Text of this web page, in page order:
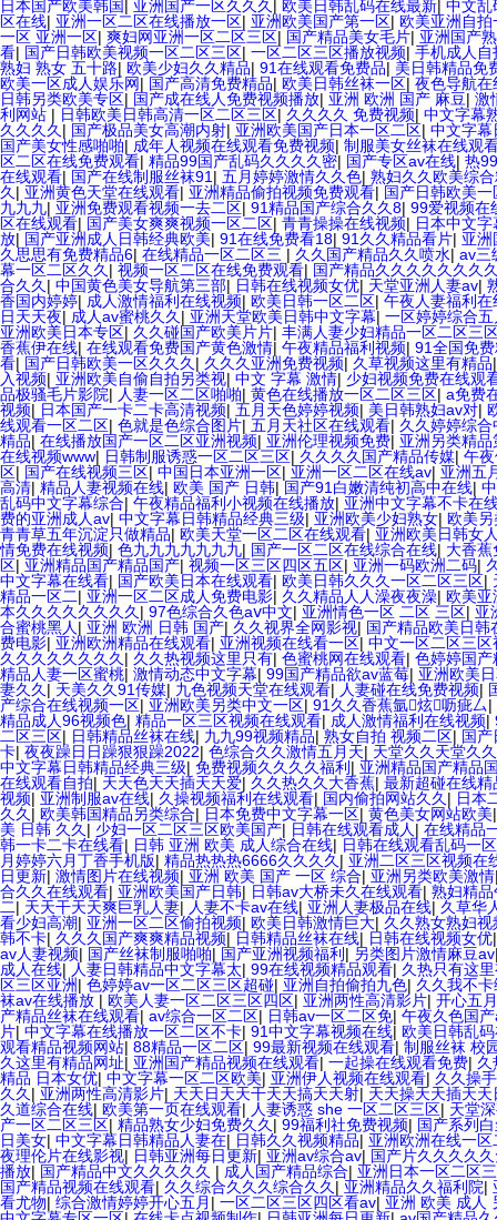
日本国产欧美韩国| 亚洲国产一区久久久 | 欧美日韩乱码在线最新| 中文乱
区在线| 亚洲一区二区在线播放一区| 亚洲欧美国产第一区| 欧美亚洲自拍
一区 亚洲一区| 爽妇网亚洲一区二区三区| 国产精品美女毛片| 亚洲国产
看| 国产日韩欧美视频一区二区三区| 一区二区三区播放视频| 手机成人自
熟妇 熟女 五十路| 欧美少妇久久精品| 91在线观看免费品| 美日韩精品免
欧美一区成人娱乐网| 国产高清免费精品| 欧美日韩丝袜一区| 夜色导航在
日韩另类欧美专区| 国产成在线人免费视频播放| 亚洲 欧洲 国产 麻豆| 激
利网站 | 日韩欧美日韩高清一区二区三区| 久久久久 免费视频| 中文字幕
久久久久 | 国产极品美女高潮内射| 亚洲欧美国产日本一区二区| 中文字幕
国产美女性感啪啪| 成年人视频在线观看免费视频| 制服美女丝袜在线观
区二区在线免费观看| 精品99国产乱码久久久久密| 国产专区av在线| 热
在线观看| 国产在线制服丝袜91 | 五月婷婷激情久久色| 熟妇久久欧美综
久 | 亚洲黄色天堂在线观看| 亚洲精品偷拍视频免费观看| 国产日韩欧美
九九九| 亚洲免费观看视频一去二区| 91精品国产综合久久8| 99爱视频在
区在线观看| 国产美女爽爽视频一区二区| 青青操操在线视频| 日本中文
放| 国产亚洲成人日韩经典欧美| 91在线免费看18| 91久久精品看片| 亚洲
久思思有免费精品6| 在线精品一区二区三 | 久久国产精品久久喷水| av三
幕一区二区久久 | 视频一区二区在线免费观看| 国产精品久久久久久久久
合久久 | 中国黄色美女导航第三部| 日韩在线视频女优| 天堂亚洲人妻av|
香国内婷婷| 成人激情福利在线视频| 欧美日韩一区二区| 午夜人妻福利在
日天天夜| 成人av蜜桃久久 | 亚洲天堂欧美日韩中文字幕| 一区婷婷综合五
亚洲欧美日本专区| 久久碰国产欧美片片| 丰满人妻少妇精品一区二区三
香蕉伊在线| 在线观看免费国产黄色激情| 午夜精品福利视频| 91全国免
看| 国产日韩欧美一区久久久 | 久久久亚洲免费视频| 久草视频这里有精品
入视频| 亚洲欧美自偷自拍另类视| 中文 字幕 激情| 少妇视频免费在线观
品极骚毛片影院| 人妻一区二区啪啪| 黄色在线播放一区二区三区| a免费
视频| 日本国产一卡二卡高清视频| 五月天色婷婷视频| 美日韩熟妇av对|
线观看一区二区| 色就是色综合图片| 五月天社区在线观看| 久久婷婷综合
精品| 在线播放国产一区二区亚洲视频| 亚洲伦理视频免费| 亚洲另类精品
在线视频www| 日韩制服诱惑一区二区三区| 久久久久国产精品传媒| 午
区| 国产在线视频三区| 中国日本亚洲一区| 亚洲一区二区在线av| 亚洲五
高清| 精品人妻视频在线| 欧美 国产 日韩| 国产91白嫩清纯初高中在线|
乱码中文字幕综合| 午夜精品福利小视频在线播放| 亚洲中文字幕不卡在
费的亚洲成人av| 中文字幕日韩精品经典三级| 亚洲欧美少妇熟女| 欧美
青青草五年沉淀只做精品| 欧美天堂一区二区在线观看| 亚洲欧美日韩女
情免费在线视频| 色九九九九九九九| 国产一区二区在线综合在线| 大香蕉
区| 亚洲精品国产精品国产| 视频一区三区四区五区| 亚洲一码欧洲二码|
中文字幕在线看| 国产欧美日本在线观看| 欧美日韩久久久一区二区三区|
精品一区二| 亚洲一区二区成人免费电影| 久久精品人人澡夜夜澡| 欧美亚
本久久久久久久久久 | 97色综合久色aⅴ中文| 亚洲情色一区 二区 三区| 亚
合蜜桃黑人 | 亚洲 欧洲 日韩 国产| 久久视界全网影视| 国产精品欧美日韩
费电影| 亚洲欧洲精品在线观看| 亚洲视频在线看一区| 中文一区二区三区
久久久久久久久久 | 久久热视频这里只有| 色蜜桃网在线观看| 色婷婷国产
精品人妻一区蜜桃| 激情动态中文字幕| 99国产精品欲av蓝莓| 亚洲欧美
妻久久 | 天美久久91传媒| 九色视频天堂在线观看| 人妻碰在线免费视频|
产综合在线视频一区| 亚洲欧美另类中文一区| 91久久香蕉氩炫呖疵厶|
精品成人96视频色| 精品一区三区视频在线观看| 成人激情福利在线视频|
二区三区| 日韩精品丝袜在线| 九九99视频精品| 熟女自拍 视频二区| 国产
卡| 夜夜躁日日躁狠狠躁2022| 色综合久久激情五月天| 天堂久久天堂久久
中文字幕日韩精品经典三级| 免费视频久久久久福利 | 亚洲精品国产精品
在线观看自拍| 天天色天天插天天爱| 久久热久久大香蕉| 最新超碰在线精
视频| 亚洲制服av在线| 久操视频福利在线观看| 国内偷拍网站久久 | 日本
久久 | 欧美韩国精品另类综合| 日本免费中文字幕一区| 黄色美女网站欧美
美 日韩 久久 | 少妇一区二区三区欧美国产| 日韩在线观看成人 | 在线精品
韩一卡二卡在线看| 日韩 亚洲 欧美 成人综合在线| 日韩在线观看乱码一
月婷婷六月丁香手机版| 精品热热热6666久久久久 | 亚洲二区三区视频在
日更新| 激情图片在线视频| 亚洲 欧美 国产 一区 综合| 亚洲另类欧美激情
合久久在线观看| 亚洲欧美国产日韩| 日韩av大桥未久在线观看| 熟妇精
二| 天天干天天爽巨乳人妻| 人妻不卡av在线| 亚洲人妻极品在线| 久草华
看少妇高潮| 亚洲一区二区偷拍视频| 欧美日韩激情巨大| 久久熟女熟妇视
韩不卡| 久久久国产爽爽精品视频| 日韩精品丝袜在线| 日韩在线视频女优
av人妻视频| 国产丝袜制服啪啪| 国产亚洲视频福利 | 另类图片激情麻豆av
成人在线| 人妻日韩精品中文字幕太| 99在线视频精品观看| 久热只有这
区三区亚洲| 色婷婷av一区二区三区超碰| 亚洲自拍偷拍九色| 久久我不
袜av在线播放 | 欧美人妻一区二区三区四区| 亚洲两性高清影片| 开心五
产精品丝袜在线观看| av综合一区二区| 日韩av一区二区免| 午夜久色国
片| 中文字幕在线播放一区二区不卡| 91中文字幕视频在线| 欧美日韩乱
观看精品视频网站| 88精品一区二区| 99最新视频在线观看| 制服丝袜 校
久这里有精品网址| 亚洲国产精品视频在线观看| 一起操在线观看免费| 久
精品 日本女优| 中文字幕一区二区欧美| 亚洲伊人视频在线观看| 久久操
久久 | 亚洲两性高清影片| 天天日天天干天天搞天天射| 天天操天天插天天
久道综合在线| 欧美第一页在线观看| 人妻诱惑 she 一区二区三区| 天堂
产一区二区三区| 精品熟女少妇免费久久 | 99福利社免费视频| 国产系列
日美女| 中文字幕日韩精品人妻在| 日韩久久视频精品| 亚洲欧洲在线一区
夜理伦片在线影视| 日韩亚洲每日更新| 亚洲av综合av| 国产片久久久久
播放| 国产精品中文久久久久久 | 成人国产精品综合| 亚洲日本一区二区
国产精品视频在线观看| 久久综合久久久综合久久 | 亚洲精品久久福利院|
看尤物| 综合激情婷婷开心五月 | 一区二区三区四区看av| 亚洲 欧美 成人